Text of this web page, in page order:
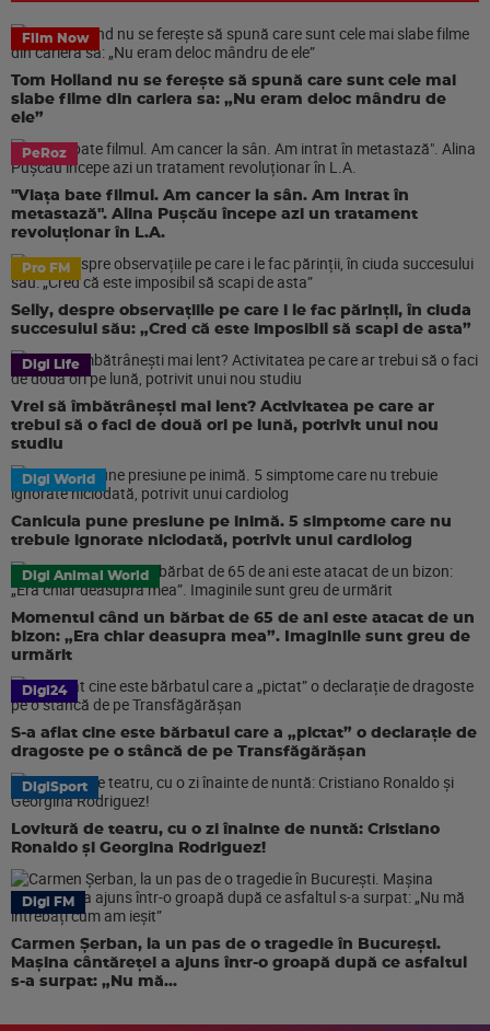
Film Now
Tom Holland nu se ferește să spună care sunt cele mai
slabe filme din cariera sa: „Nu eram deloc mândru de
ele”
PeRoz
"Viața bate filmul. Am cancer la sân. Am intrat în
metastază". Alina Pușcău începe azi un tratament
revoluționar în L.A.
Pro FM
Selly, despre observațiile pe care i le fac părinții, în ciuda
succesului său: „Cred că este imposibil să scapi de asta”
Digi Life
Vrei să îmbătrânești mai lent? Activitatea pe care ar
trebui să o faci de două ori pe lună, potrivit unui nou
studiu
Digi World
Canicula pune presiune pe inimă. 5 simptome care nu
trebuie ignorate niciodată, potrivit unui cardiolog
Digi Animal World
Momentul când un bărbat de 65 de ani este atacat de un
bizon: „Era chiar deasupra mea”. Imaginile sunt greu de
urmărit
Digi24
S-a aflat cine este bărbatul care a „pictat” o declarație de
dragoste pe o stâncă de pe Transfăgărășan
DigiSport
Lovitură de teatru, cu o zi înainte de nuntă: Cristiano
Ronaldo și Georgina Rodriguez!
Digi FM
Carmen Șerban, la un pas de o tragedie în București.
Mașina cântăreței a ajuns într-o groapă după ce asfaltul
s-a surpat: „Nu mă...